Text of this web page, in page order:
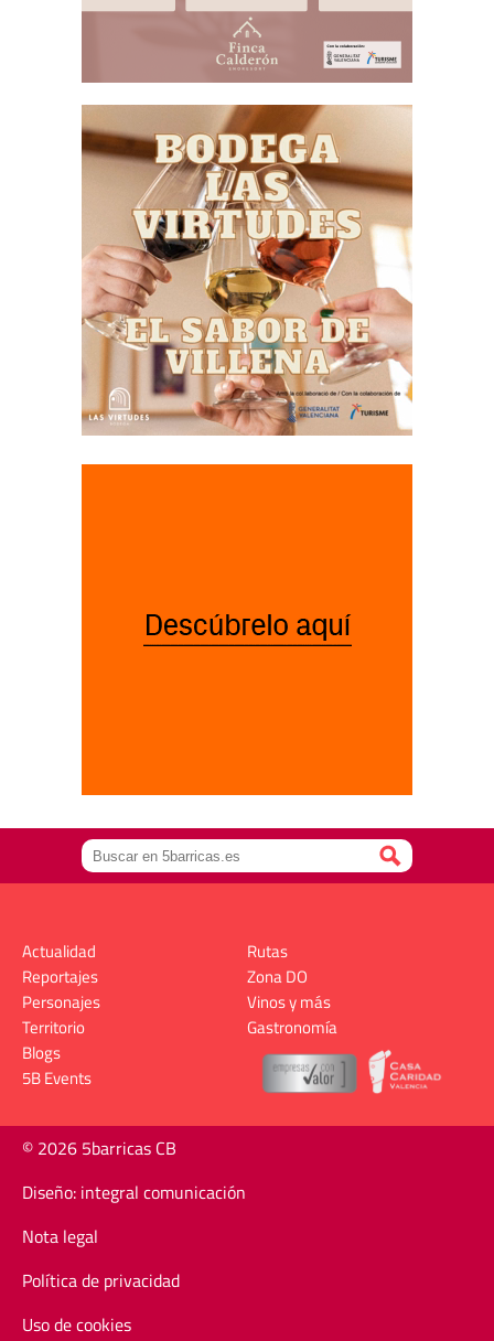
Actualidad
Reportajes
Personajes
Territorio
Rutas
Zona DO
Vinos y más
Gastronomía
Blogs
5B Events
© 2026 5barricas CB
Diseño: integral comunicación
Nota legal
Política de privacidad
Uso de cookies